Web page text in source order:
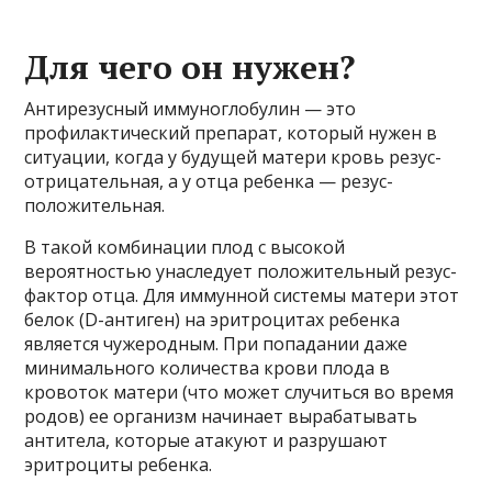
Для чего он нужен?
Антирезусный иммуноглобулин — это
профилактический препарат, который нужен в
ситуации, когда у будущей матери кровь резус-
отрицательная, а у отца ребенка — резус-
положительная.
В такой комбинации плод с высокой
вероятностью унаследует положительный резус-
фактор отца. Для иммунной системы матери этот
белок (D-антиген) на эритроцитах ребенка
является чужеродным. При попадании даже
минимального количества крови плода в
кровоток матери (что может случиться во время
родов) ее организм начинает вырабатывать
антитела, которые атакуют и разрушают
эритроциты ребенка.